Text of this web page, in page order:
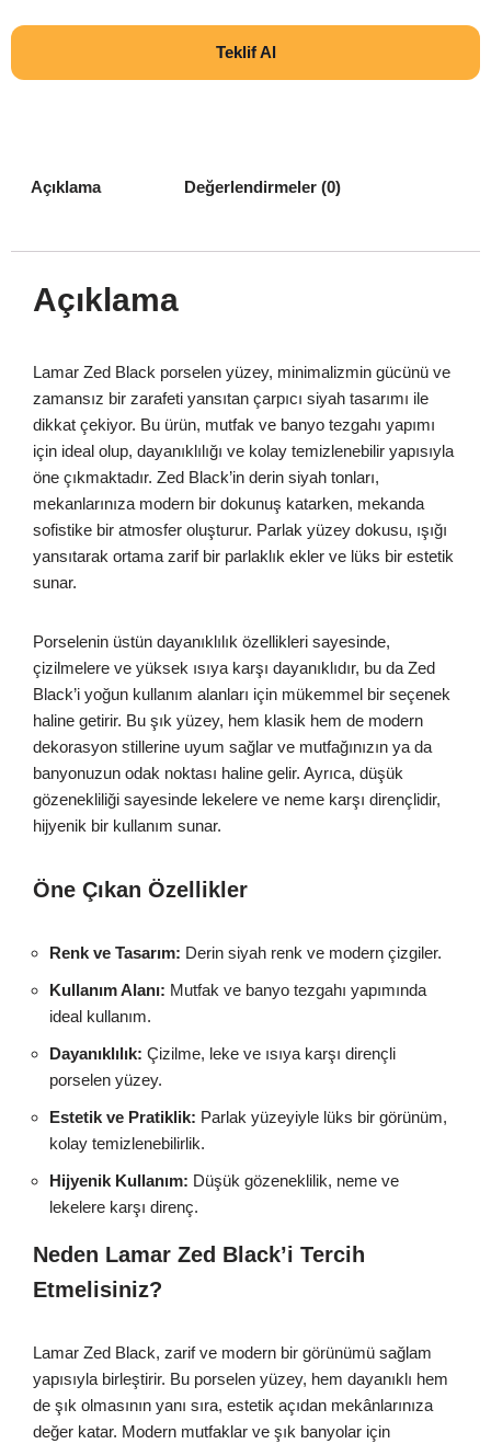
Teklif Al
Açıklama Değerlendirmeler (0)
Açıklama
Lamar Zed Black porselen yüzey, minimalizmin gücünü ve
zamansız bir zarafeti yansıtan çarpıcı siyah tasarımı ile
dikkat çekiyor. Bu ürün, mutfak ve banyo tezgahı yapımı
için ideal olup, dayanıklılığı ve kolay temizlenebilir yapısıyla
öne çıkmaktadır. Zed Black’in derin siyah tonları,
mekanlarınıza modern bir dokunuş katarken, mekanda
sofistike bir atmosfer oluşturur. Parlak yüzey dokusu, ışığı
yansıtarak ortama zarif bir parlaklık ekler ve lüks bir estetik
sunar.
Porselenin üstün dayanıklılık özellikleri sayesinde,
çizilmelere ve yüksek ısıya karşı dayanıklıdır, bu da Zed
Black’i yoğun kullanım alanları için mükemmel bir seçenek
haline getirir. Bu şık yüzey, hem klasik hem de modern
dekorasyon stillerine uyum sağlar ve mutfağınızın ya da
banyonuzun odak noktası haline gelir. Ayrıca, düşük
gözenekliliği sayesinde lekelere ve neme karşı dirençlidir,
hijyenik bir kullanım sunar.
Öne Çıkan Özellikler
Renk ve Tasarım: Derin siyah renk ve modern çizgiler.
Kullanım Alanı: Mutfak ve banyo tezgahı yapımında
ideal kullanım.
Dayanıklılık: Çizilme, leke ve ısıya karşı dirençli
porselen yüzey.
Estetik ve Pratiklik: Parlak yüzeyiyle lüks bir görünüm,
kolay temizlenebilirlik.
Hijyenik Kullanım: Düşük gözeneklilik, neme ve
lekelere karşı direnç.
Neden Lamar Zed Black’i Tercih
Etmelisiniz?
Lamar Zed Black, zarif ve modern bir görünümü sağlam
yapısıyla birleştirir. Bu porselen yüzey, hem dayanıklı hem
de şık olmasının yanı sıra, estetik açıdan mekânlarınıza
değer katar. Modern mutfaklar ve şık banyolar için